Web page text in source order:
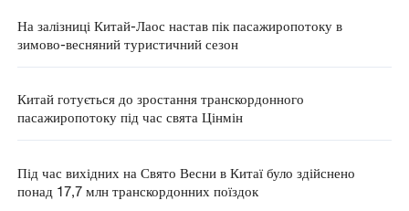
На залізниці Китай-Лаос настав пік пасажиропотоку в
зимово-весняний туристичний сезон
Китай готується до зростання транскордонного
пасажиропотоку під час свята Цінмін
Під час вихідних на Свято Весни в Китаї було здійснено
понад 17,7 млн транскордонних поїздок